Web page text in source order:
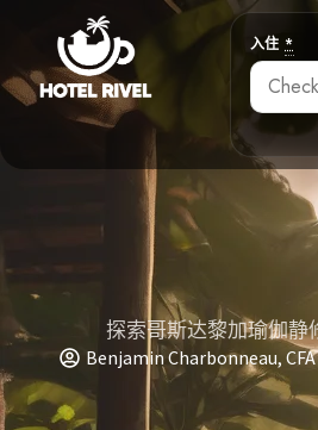
入住*
探索哥斯达黎加瑜伽
Benjamin Charbonneau, CFA